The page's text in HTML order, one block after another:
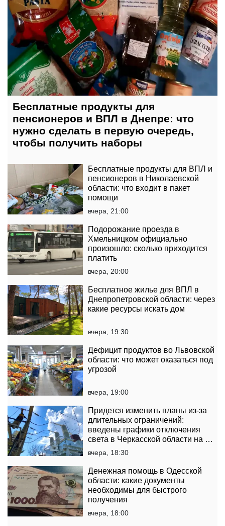
Бесплатные продукты для
пенсионеров и ВПЛ в Днепре: что
нужно сделать в первую очередь,
чтобы получить наборы
Бесплатные продукты для ВПЛ и
пенсионеров в Николаевской
области: что входит в пакет
помощи
вчера, 21:00
Подорожание проезда в
Хмельницком официально
произошло: сколько приходится
платить
вчера, 20:00
Бесплатное жилье для ВПЛ в
Днепропетровской области: через
какие ресурсы искать дом
вчера, 19:30
Дефицит продуктов во Львовской
области: что может оказаться под
угрозой
вчера, 19:00
Придется изменить планы из-за
длительных ограничений:
введены графики отключения
света в Черкасской области на 6
и 7 августа
вчера, 18:30
Денежная помощь в Одесской
области: какие документы
необходимы для быстрого
получения
вчера, 18:00